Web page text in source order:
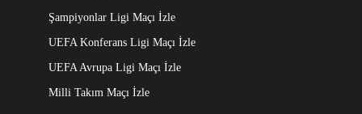
Şampiyonlar Ligi Maçı İzle
UEFA Konferans Ligi Maçı İzle
UEFA Avrupa Ligi Maçı İzle
Milli Takım Maçı İzle